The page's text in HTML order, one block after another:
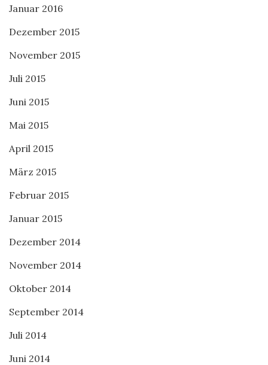
Januar 2016
Dezember 2015
November 2015
Juli 2015
Juni 2015
Mai 2015
April 2015
März 2015
Februar 2015
Januar 2015
Dezember 2014
November 2014
Oktober 2014
September 2014
Juli 2014
Juni 2014